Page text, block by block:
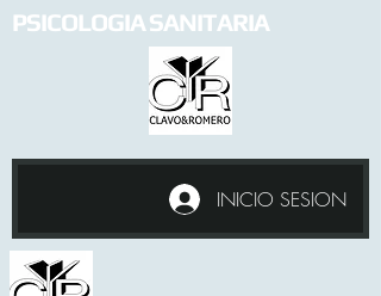
INICIO SESION
PSICOLOGIA SANITARIA